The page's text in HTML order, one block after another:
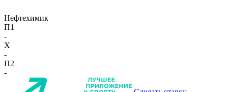
Нефтехимик
П1
-
X
-
П2
-